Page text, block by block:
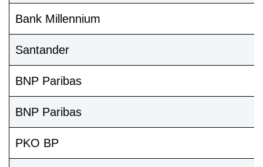
Bank Millennium
Santander
BNP Paribas
BNP Paribas
PKO BP